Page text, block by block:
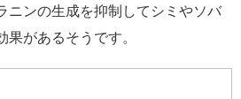
ニンの生成を抑制してシミやソバ
があるそうです。